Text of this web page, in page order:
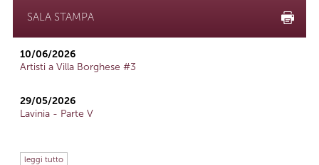
SALA STAMPA
10/06/2026
Artisti a Villa Borghese #3
29/05/2026
Lavinia - Parte V
leggi tutto